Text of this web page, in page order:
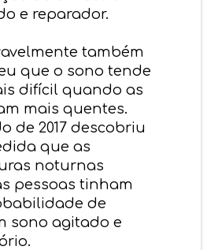
e reparador.
também
que o sono tende
difícil quando as
mais quentes.
de 2017 descobriu
que as
noturnas
pessoas tinham
de
sono agitado e